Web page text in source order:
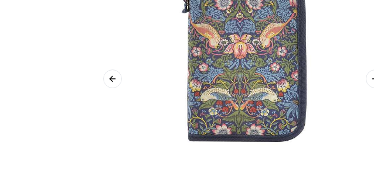
Previous slide